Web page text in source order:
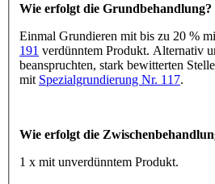
Wie erfolgt die Grundbehandlung?
Einmal Grundieren mit bis zu 20 %
191 verdünntem Produkt. Alternativ
beanspruchten, stark bewitterten
mit Spezialgrundierung Nr. 117.
Wie erfolgt die
1 x mit unverdünntem Produkt.